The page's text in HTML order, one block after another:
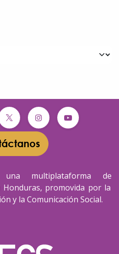
multiplataforma de
Honduras, promovida por la
y la Comunicación Social.